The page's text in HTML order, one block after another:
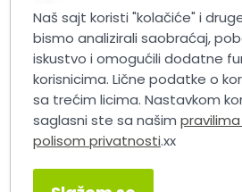
Slični
Naš sajt koristi "kolačiće" i
bismo analizirali saobraćaj,
iskustvo i omogućili dodatne
korisnicima. Lične podatke o
sa trećim licima. Nastavkom
saglasni ste sa našim
polisom privatnosti.xx